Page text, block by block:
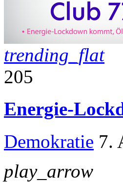
trending_flat
205
Energie-
Demokratie 7.
play_arrow